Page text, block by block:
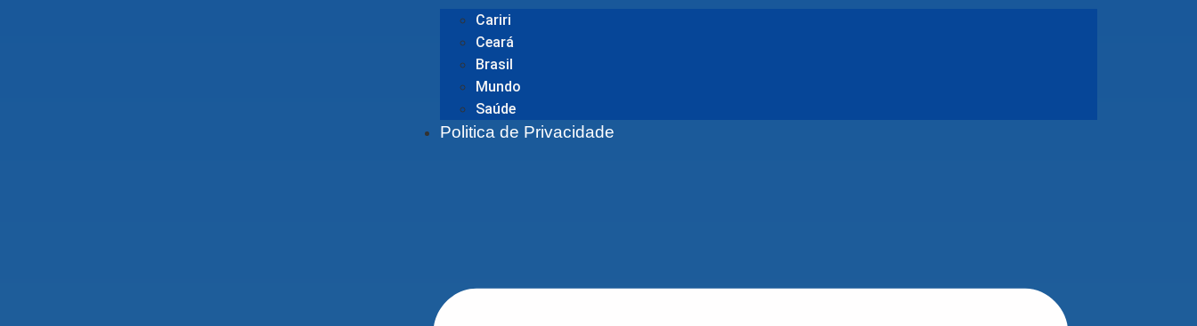
Cariri
Ceará
Brasil
Mundo
Saúde
Politica de Privacidade